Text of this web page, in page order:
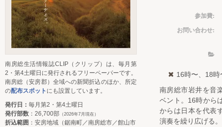
参加費:
お問い合わせ:
16時〜、18時
南房総市岩井を音
ベント。16時から
からは日本を代表
演奏を繰り広げる
南房総生活情報誌CLIP（クリップ）は、毎月第
2・第4土曜日に発行されるフリーペーパーです。
南房総（安房郡）全域への新聞折込のほか、所定
の配布スポット にも設置しています。
発行日： 毎月第2・第4土曜日
発行部数 ：26,700部 （2026年7月現在）
折込範囲 ：安房地域（鋸南町／南房総市／館山市